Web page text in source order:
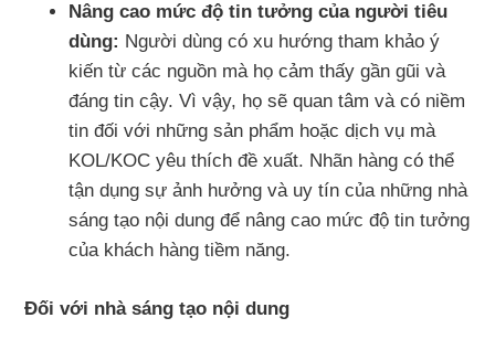
Nâng cao mức độ tin tưởng của người tiêu
dùng: Người dùng có xu hướng tham khảo ý
kiến từ các nguồn mà họ cảm thấy gần gũi và
đáng tin cậy. Vì vậy, họ sẽ quan tâm và có niềm
tin đối với những sản phẩm hoặc dịch vụ mà
KOL/KOC yêu thích đề xuất. Nhãn hàng có thể
tận dụng sự ảnh hưởng và uy tín của những nhà
sáng tạo nội dung để nâng cao mức độ tin tưởng
của khách hàng tiềm năng.
Đối với nhà sáng tạo nội dung